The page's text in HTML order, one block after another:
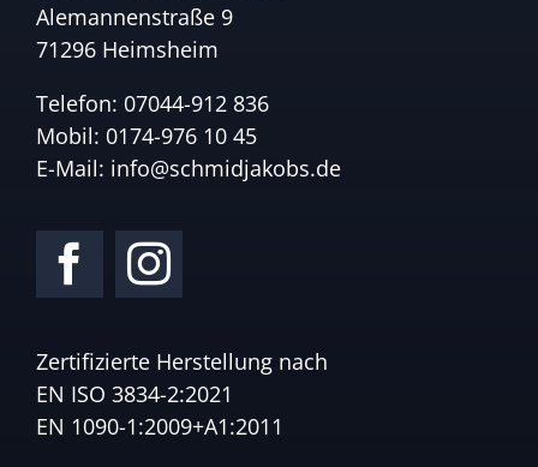
Alemannenstraße 9
71296 Heimsheim
Telefon: 07044-912 836
Mobil: 0174-976 10 45
E-Mail: info@schmidjakobs.de
Zertifizierte Herstellung nach
EN ISO 3834-2:2021
EN 1090-1:2009+A1:2011